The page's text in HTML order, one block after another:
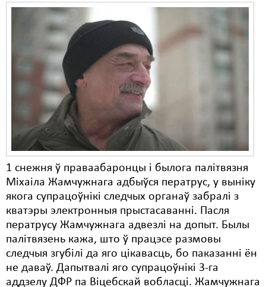
1 снежня ў праваабаронцы і былога палітвязня
Міхаіла Жамчужнага адбыўся ператрус, у выніку
якога супрацоўнікі следчых органаў забралі з
кватэры электронныя прыстасаванні. Пасля
ператрусу Жамчужнага адвезлі на допыт. Былы
палітвязень кажа, што ў працэсе размовы
следчыя згубілі да яго цікавасць, бо паказанні ён
не даваў. Дапытвалі яго супрацоўнікі 3-га
аддзелу ДФР па Віцебскай вобласці. Жамчужнага
Сьмяротнае пакараньне
Правы працоўных
Сацыяльныя правы